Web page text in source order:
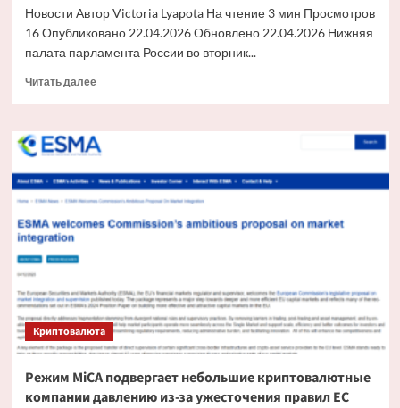
Новости Автор Victoria Lyapota На чтение 3 мин Просмотров
16 Опубликовано 22.04.2026 Обновлено 22.04.2026 Нижняя
палата парламента России во вторник...
Читать далееПрочитать
приняла
о
регулировании
в
Криптовалюта
Режим MiCA подвергает небольшие криптовалютные
компании давлению из-за ужесточения правил ЕС